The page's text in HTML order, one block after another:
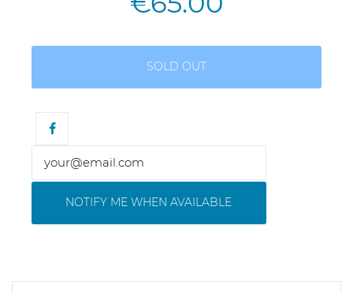
SOLD OUT
NOTIFY ME WHEN AVAILABLE